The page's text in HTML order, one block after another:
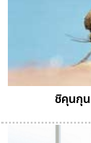
ชิคุนกุ